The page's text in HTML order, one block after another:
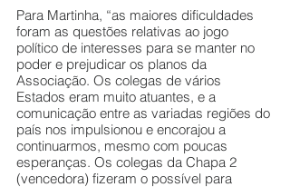
Para Martinha, “as maiores dificuldades
foram as questões relativas ao jogo
político de interesses para se manter no
poder e prejudicar os planos da
Associação. Os colegas de vários
Estados eram muito atuantes, e a
comunicação entre as variadas regiões do
país nos impulsionou e encorajou a
continuarmos, mesmo com poucas
esperanças. Os colegas da Chapa 2
(vencedora) fizeram o possível para